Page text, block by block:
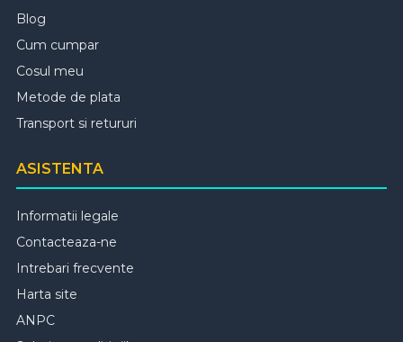
Blog
Cum cumpar
Cosul meu
Metode de plata
Transport si retururi
ASISTENTA
Informatii legale
Contacteaza-ne
Intrebari frecvente
Harta site
ANPC